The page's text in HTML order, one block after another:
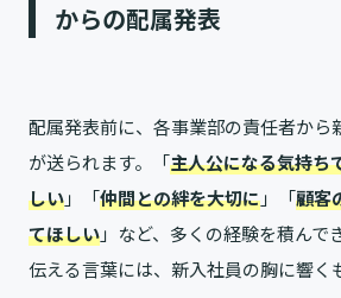
からの配属発表
配属発表前に、各事業部の責任者から
が送られます。「主人公になる気持ち
しい」「仲間との絆を大切に」「顧客
てほしい」など、多くの経験を積んで
伝える言葉には、新入社員の胸に響く